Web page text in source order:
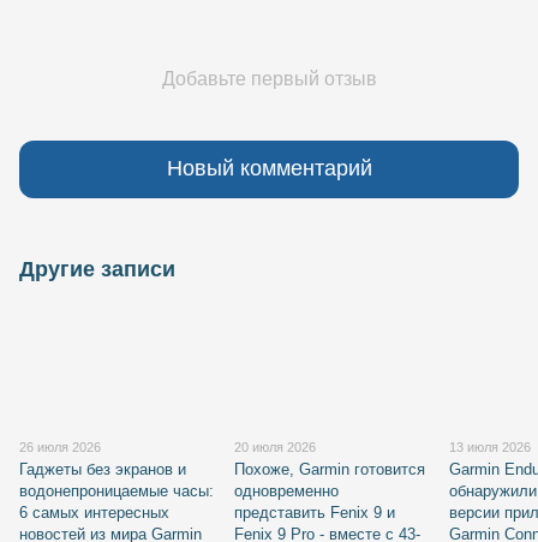
Добавьте первый отзыв
Новый комментарий
Другие записи
26 июля 2026
Гаджеты без экранов и
водонепроницаемые часы:
6 самых интересных
новостей из мира Garmin
20 июля 2026
Похоже, Garmin готовится
одновременно
представить Fenix 9 и
Fenix 9 Pro - вместе с 43-
13 июля 2026
Garmin
версии
Garmin